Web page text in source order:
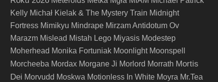
Kelly Michał Kielak & The Mystery Train Midnight
Fortress Mimikyu Mindrape Mirzam Antidotum Ov
Marazm Mislead Mistah Lego Miyasis Modestep
Moherhead Monika Fortuniak Moonlight Moonspell
Morcheeba Mordax Morgane Ji Morlord Morrath Mortis
Dei Morvudd Moskwa Motionless In White Moyra Mr.Tea